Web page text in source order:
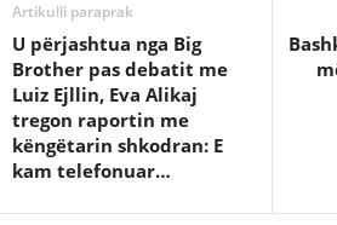
Artikulli paraprak
U përjashtua nga Big
Brother pas debatit me
Luiz Ejllin, Eva Alikaj
tregon raportin me
këngëtarin shkodran: E
kam telefonuar…